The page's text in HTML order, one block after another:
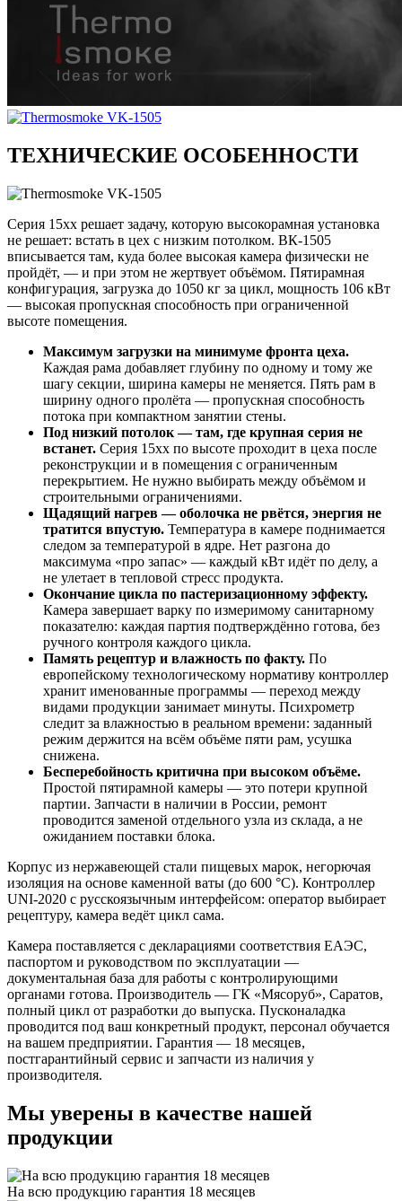
ТЕХНИЧЕСКИЕ ОСОБЕННОСТИ
Серия 15xx решает задачу, которую высокорамная установка
не решает: встать в цех с низким потолком. ВК-1505
вписывается там, куда более высокая камера физически не
пройдёт, — и при этом не жертвует объёмом. Пятирамная
конфигурация, загрузка до 1050 кг за цикл, мощность 106 кВт
— высокая пропускная способность при ограниченной
высоте помещения.
Максимум загрузки на минимуме фронта цеха.
Каждая рама добавляет глубину по одному и тому же
шагу секции, ширина камеры не меняется. Пять рам в
ширину одного пролёта — пропускная способность
потока при компактном занятии стены.
Под низкий потолок — там, где крупная серия не
встанет. Серия 15xx по высоте проходит в цеха после
реконструкции и в помещения с ограниченным
перекрытием. Не нужно выбирать между объёмом и
строительными ограничениями.
Щадящий нагрев — оболочка не рвётся, энергия не
тратится впустую. Температура в камере поднимается
следом за температурой в ядре. Нет разгона до
максимума «про запас» — каждый кВт идёт по делу, а
не улетает в тепловой стресс продукта.
Окончание цикла по пастеризационному эффекту.
Камера завершает варку по измеримому санитарному
показателю: каждая партия подтверждённо готова, без
ручного контроля каждого цикла.
Память рецептур и влажность по факту. По
европейскому технологическому нормативу контроллер
хранит именованные программы — переход между
видами продукции занимает минуты. Психрометр
следит за влажностью в реальном времени: заданный
режим держится на всём объёме пяти рам, усушка
снижена.
Бесперебойность критична при высоком объёме.
Простой пятирамной камеры — это потери крупной
партии. Запчасти в наличии в России, ремонт
проводится заменой отдельного узла из склада, а не
ожиданием поставки блока.
Корпус из нержавеющей стали пищевых марок, негорючая
изоляция на основе каменной ваты (до 600 °C). Контроллер
UNI-2020 с русскоязычным интерфейсом: оператор выбирает
рецептуру, камера ведёт цикл сама.
Камера поставляется с декларациями соответствия ЕАЭС,
паспортом и руководством по эксплуатации —
документальная база для работы с контролирующими
органами готова. Производитель — ГК «Мясоруб», Саратов,
полный цикл от разработки до выпуска. Пусконаладка
проводится под ваш конкретный продукт, персонал обучается
на вашем предприятии. Гарантия — 18 месяцев,
постгарантийный сервис и запчасти из наличия у
производителя.
Мы уверены в качестве нашей
продукции
На всю продукцию гарантия 18 месяцев